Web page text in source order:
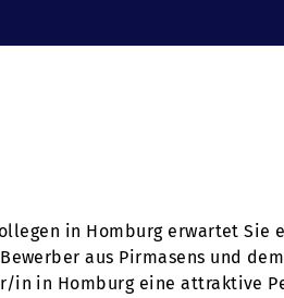
in Homburg erwartet Sie
aus Pirmasens und
in in Homburg eine attraktive